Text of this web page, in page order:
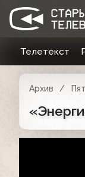
Телетекст
Архив